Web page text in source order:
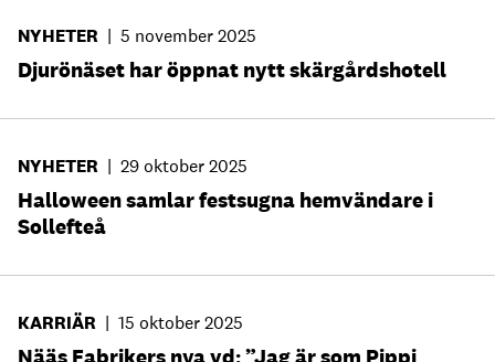
NYHETER | 5 november 2025
Djurönäset har öppnat nytt skärgårdshotell
NYHETER | 29 oktober 2025
Halloween samlar festsugna hemvändare i
Sollefteå
KARRIÄR | 15 oktober 2025
Nääs Fabrikers nya vd: ”Jag är som Pippi